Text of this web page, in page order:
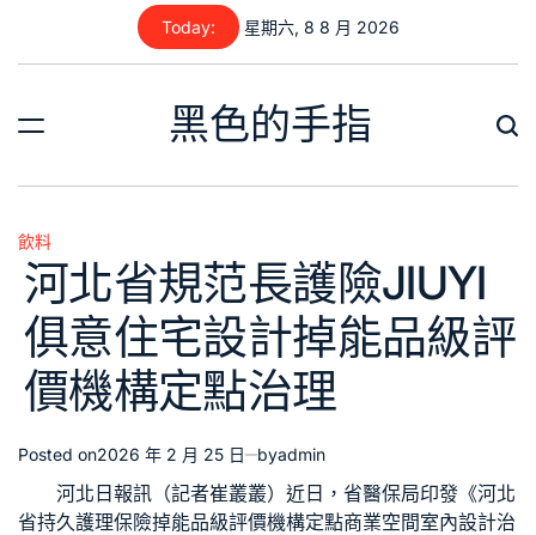
content
Today: 星期六, 8 8 月 2026
黑色的手指
Posted
in
飲料
河北省規范長護險JIUYI
俱意住宅設計掉能品級評
價機構定點治理
Posted on2026 年 2 月 25 日 byadmin
河北日報訊（記者崔叢叢）近日，省醫保局印發《河北
省持久護理保險掉能品級評價機構定點商業空間室內設計治